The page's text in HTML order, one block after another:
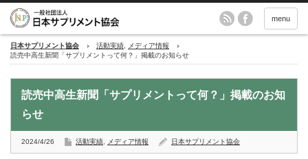
menu
日本サプリメント協会 活動実績
メディア情報
読売中高生新聞「サプリメントって何？」掲載のお知らせ
読売中高生新聞「サプリメントって何？」掲載のお知
らせ
2024/4/26 活動実績 メディア情報 日本サプリメント協会